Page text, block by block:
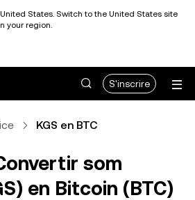
States. Switch to the United States site
your region.
S'inscrire
KGS en BTC
som
en Bitcoin (BTC)